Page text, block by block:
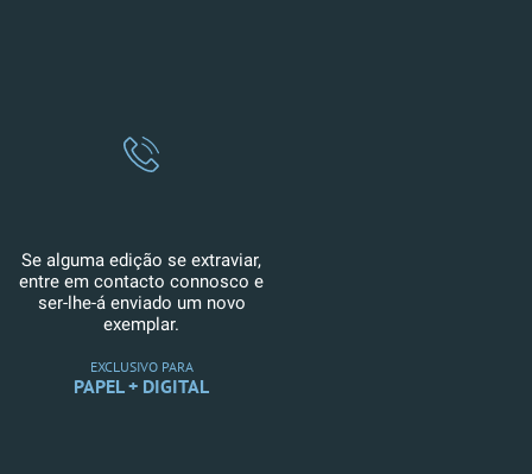
Se alguma edição se extraviar,
entre em contacto connosco e
ser-lhe-á enviado um novo
exemplar.
EXCLUSIVO PARA
PAPEL + DIGITAL